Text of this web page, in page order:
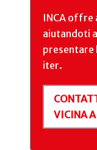
INCA offre
aiutandoti
presentare
iter.
VICINA